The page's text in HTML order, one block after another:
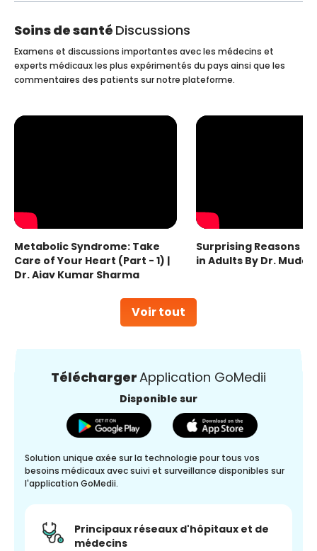
Soins de santé Discussions
Voir tout
Examens et discussions importantes avec les médecins et
experts médicaux les plus expérimentés du pays ainsi que les
commentaires des patients sur notre plateforme.
Metabolic Syndrome: Take
Care of Your Heart (Part - 1) |
Dr. Ajay Kumar Sharma
Surprising Reasons
in Adults By Dr.
TéléchargerApplication GoMedii
Disponible sur
Solution unique axée sur la technologie pour tous vos
besoins médicaux avec suivi et surveillance disponibles sur
l'application GoMedii.
Principaux réseaux d'hôpitaux et de
médecins